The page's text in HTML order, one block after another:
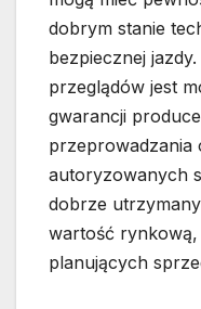
dobrym stanie
bezpiecznej
przeglądów jest
gwarancji
autoryzowanych
dobrze
wartość rynkową,
planujących